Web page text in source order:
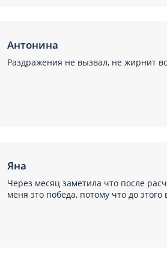
Антонина
Раздражения не вызвал, не жирнит
Яна
Через месяц заметила что после
меня это победа, потому что до